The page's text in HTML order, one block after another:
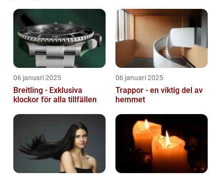
06 januari 2025
Breitling - Exklusiva
klockor för alla tillfällen
06 januari 2025
Trappor - en viktig del av
hemmet